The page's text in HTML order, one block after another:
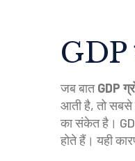
GDP
जब बातGDP
आती है, तो सबसे
का संकेत है।
होते हैं। यही